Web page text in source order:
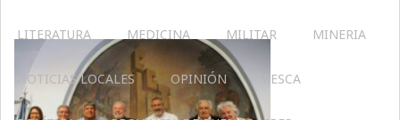
LITERATURA MEDICINA MILITAR MINERIA
NOTICIAS LOCALES OPINIÓN PESCA